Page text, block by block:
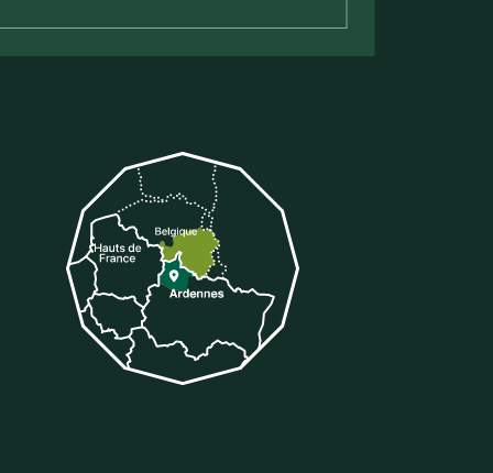
sur Tiktok